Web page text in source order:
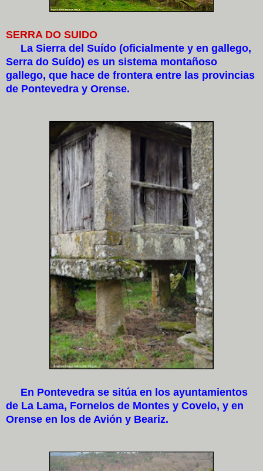
SERRA DO SUIDO
La Sierra del Suído (oficialmente y en gallego,
Serra do Suído) es un sistema montañoso
gallego, que hace de frontera entre las provincias
de Pontevedra y Orense.
En Pontevedra se sitúa en los ayuntamientos
de La Lama, Fornelos de Montes y Covelo, y en
Orense en los de Avión y Beariz.